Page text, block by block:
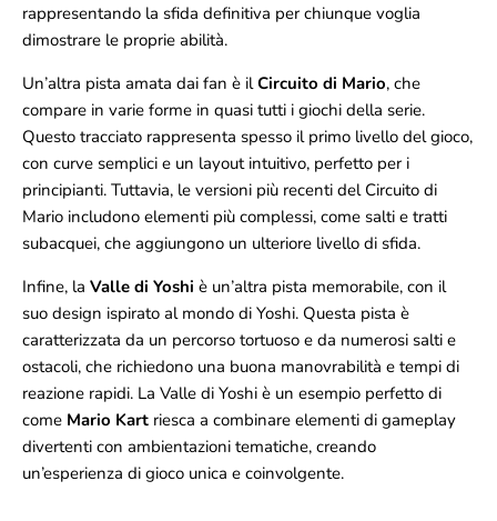
rappresentando la sfida definitiva per chiunque voglia
dimostrare le proprie abilità.
Un’altra pista amata dai fan è ilCircuito di Mario, che
compare in varie forme in quasi tutti i giochi della serie.
Questo tracciato rappresenta spesso il primo livello del gioco,
con curve semplici e un layout intuitivo, perfetto per i
principianti. Tuttavia, le versioni più recenti del Circuito di
Mario includono elementi più complessi, come salti e tratti
subacquei, che aggiungono un ulteriore livello di sfida.
Infine, la Valle di Yoshi è un’altra pista memorabile, con il
suo design ispirato al mondo di Yoshi. Questa pista è
caratterizzata da un percorso tortuoso e da numerosi salti e
ostacoli, che richiedono una buona manovrabilità e tempi di
reazione rapidi. La Valle di Yoshi è un esempio perfetto di
come Mario Kart riesca a combinare elementi di gameplay
divertenti con ambientazioni tematiche, creando
un’esperienza di gioco unica e coinvolgente.